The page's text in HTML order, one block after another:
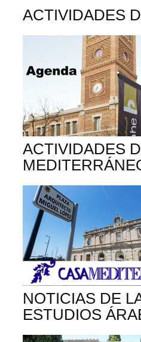
ACTIVIDADES
ACTIVIDADES
NOTICIAS DE
ESTUDIOS